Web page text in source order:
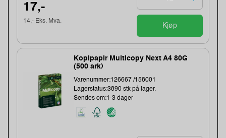
17,-
14,- Eks. Mva.
Kjøp
Kopipapir Multicopy Next A4 80G
(500 ark)
Varenummer:126667 /158001
Lagerstatus:3890 stk på lager.
Sendes om:1-3 dager